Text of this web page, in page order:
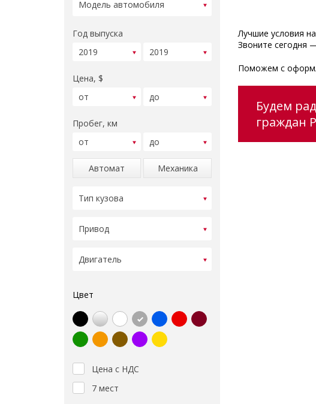
Год выпуска
Цена, $
Пробег, км
Автомат Механика
Цвет
Цена с НДС
7 мест
Лучшие условия
Звоните сегодня
Поможем с
Будем
граждан